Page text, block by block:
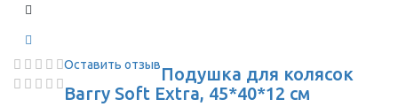
Оставить отзывПодушка для колясок
Barry Soft Extra, 45*40*12 см